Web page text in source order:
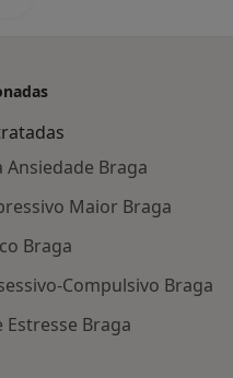
Braga
Maior Braga
Braga
Compulsivo Braga
Braga